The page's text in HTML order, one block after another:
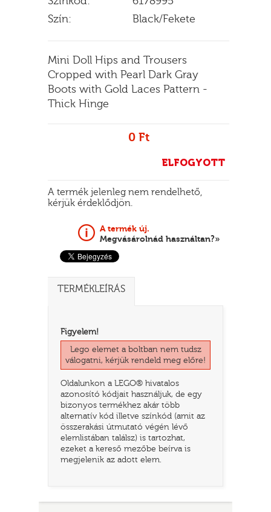
Szín:
Black/Fekete
Mini Doll Hips and Trousers
Cropped with Pearl Dark Gray
Boots with Gold Laces Pattern -
Thick Hinge
0 Ft
ELFOGYOTT
A termék jelenleg nem rendelhető,
kérjük érdeklődjön.
A termék új.
Megvásárolnád használtan?»
TERMÉKLEÍRÁS
Figyelem!
Lego elemet a boltban nem tudsz
válogatni, kérjük rendeld meg előre!
Oldalunkon a LEGO® hivatalos
azonosító kódjait használjuk, de egy
bizonyos termékhez akár több
alternatív kód illetve színkód (amit az
összerakási útmutató végén lévő
elemlistában találsz) is tartozhat,
ezeket a kereső mezőbe beírva is
megjelenik az adott elem.